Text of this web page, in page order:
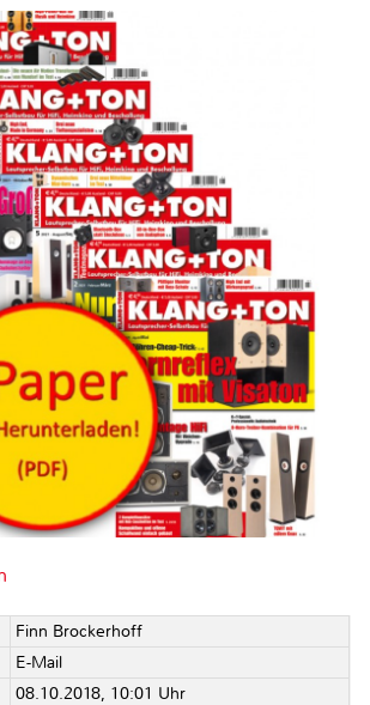
Finn Brockerhoff
E-Mail
08.10.2018, 10:01 Uhr